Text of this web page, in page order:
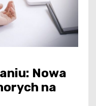
Nowa
na